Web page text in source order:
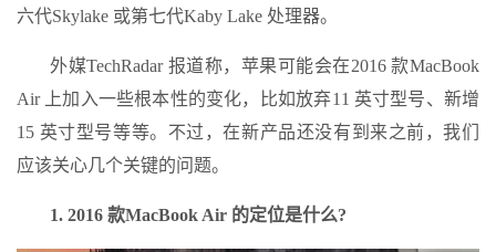
六代Skylake 或第七代Kaby Lake 处理器。
外媒TechRadar 报道称，苹果可能会在2016 款MacBook
Air 上加入一些根本性的变化，比如放弃11 英寸型号、新增
15 英寸型号等等。不过，在新产品还没有到来之前，我们
应该关心几个关键的问题。
1. 2016 款MacBook Air 的定位是什么?